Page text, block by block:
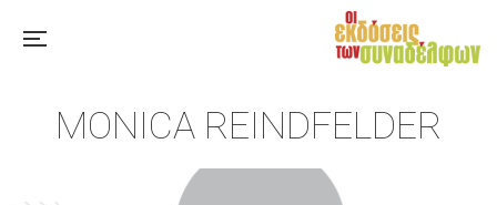
MONICA REINDFELDER